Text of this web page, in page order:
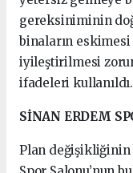
gereksiniminin
binaların eskimesi
iyileştirilmesi
ifadeleri kullanıldı.
SİNAN ERDEM
Plan değişikliğinin